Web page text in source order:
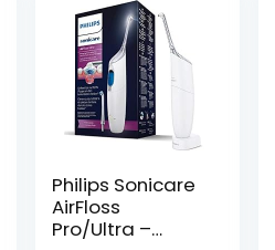
Philips Sonicare
AirFloss
Pro/Ultra –